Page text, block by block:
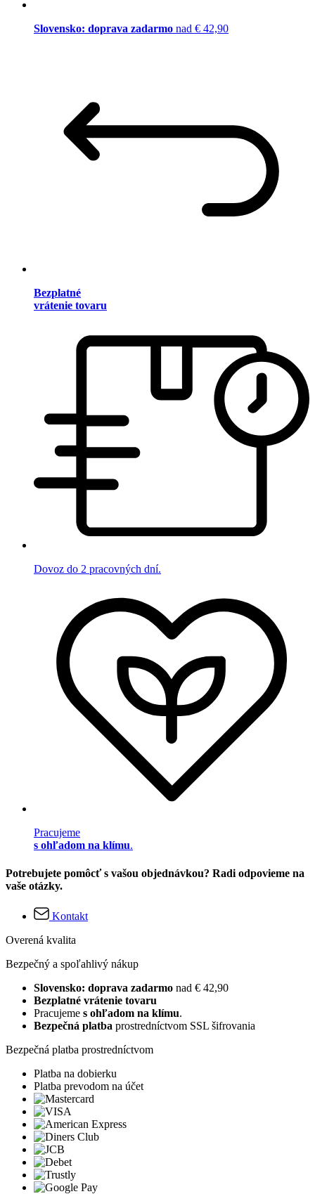
Slovensko: doprava zadarmo nad € 42,90
Bezplatné
vrátenie tovaru
Dovoz do 2 pracovných dní.
Pracujeme
s ohľadom na klímu.
Potrebujete pomôcť s vašou objednávkou? Radi odpovieme na
vaše otázky.
Kontakt
Overená kvalita
Bezpečný a spoľahlivý nákup
Slovensko: doprava zadarmo nad € 42,90
Bezplatné vrátenie tovaru
Pracujeme s ohľadom na klímu.
Bezpečná platba prostredníctvom SSL šifrovania
Bezpečná platba prostredníctvom
Platba na dobierku
Platba prevodom na účet